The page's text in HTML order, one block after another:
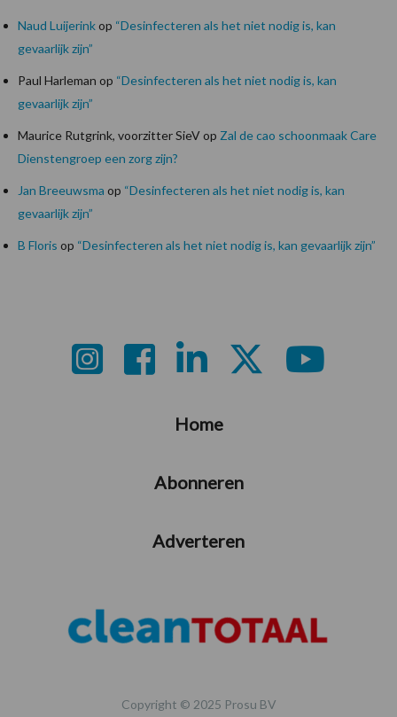
Naud Luijerinkop “Desinfecteren als het niet nodig is, kan
gevaarlijk zijn”
Paul Harleman op “Desinfecteren als het niet nodig is, kan
gevaarlijk zijn”
Maurice Rutgrink, voorzitter SieVop Zal de cao schoonmaak Care
Dienstengroep een zorg zijn?
Jan Breeuwsma op “Desinfecteren als het niet nodig is, kan
gevaarlijk zijn”
B Floris op “Desinfecteren als het niet nodig is, kan gevaarlijk zijn”
Home
Abonneren
Adverteren
Copyright © 2025 Prosu BV